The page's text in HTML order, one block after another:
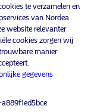
de
Europa,
te verzamelen en
van Nordea
website relevanter
cookies zorgen wij
manier
gegevens